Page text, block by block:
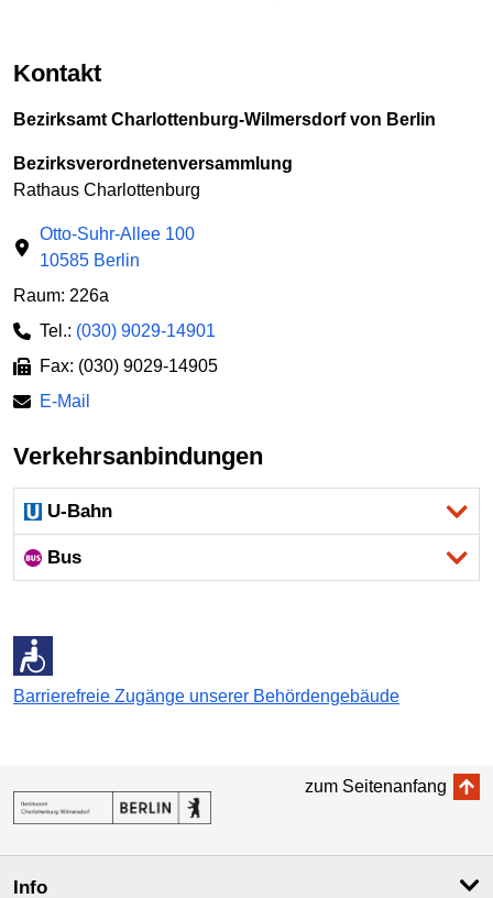
Kontakt
Bezirksamt Charlottenburg-Wilmersdorf von Berlin
Bezirksverordnetenversammlung
Rathaus Charlottenburg
Otto-Suhr-Allee 100
10585 Berlin
Raum: 226a
Tel.: (030) 9029-14901
Fax: (030) 9029-14905
E-Mail
Verkehrsanbindungen
U-Bahn
Bus
Barrierefreie Zugänge unserer Behördengebäude
zum Seitenanfang
Info